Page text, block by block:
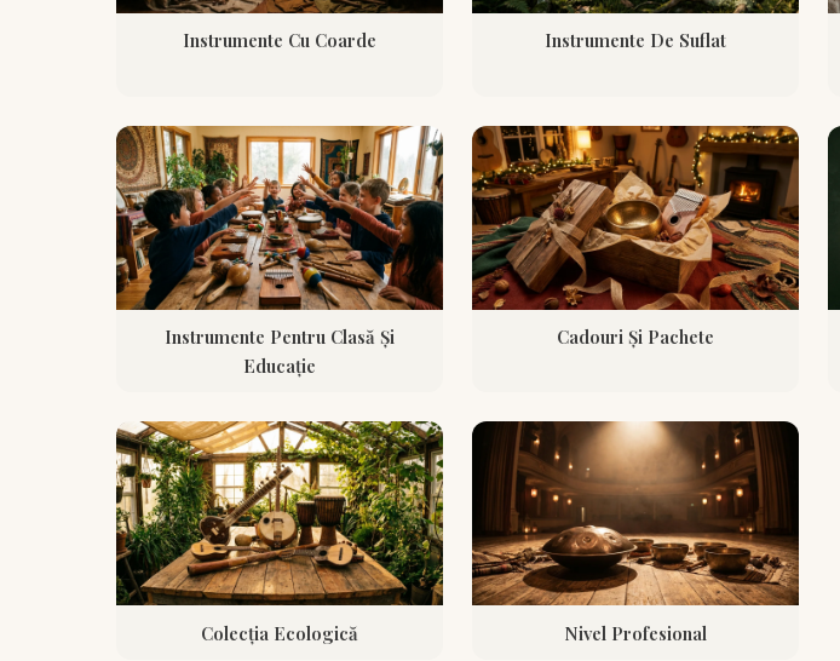
Instrumente Cu Coarde Instrumente De Suflat
Instrumente Pentru Clasă Și
Educație
Cadouri Și Pachete
Colecția Ecologică Nivel Profesional